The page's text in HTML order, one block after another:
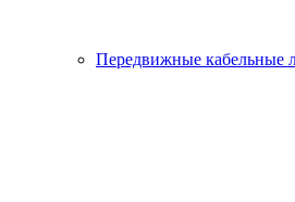
Передвижные кабельные